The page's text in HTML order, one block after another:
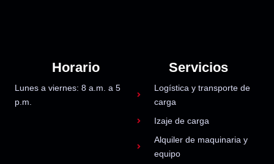
Horario
Lunes a viernes: 8 a.m. a 5
p.m.
Servicios
Logística y transporte de
carga
Izaje de carga
Alquiler de maquinaria y
equipo